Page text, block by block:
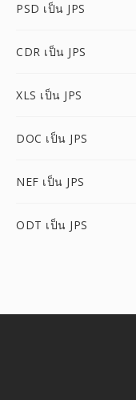
PSD เป็น JPS
CDR เป็น JPS
XLS เป็น JPS
DOC เป็น JPS
NEF เป็น JPS
ODT เป็น JPS